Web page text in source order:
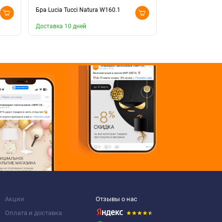
Бра Lucia Tucci Natura W160.1
Доставка 10 дней
Акции
Оплата и доставка
Отзывы о нас